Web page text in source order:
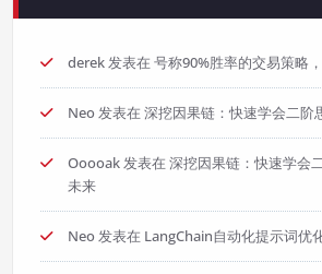
derek发表在 号称90%胜率的交易策略
Neo发表在 深挖因果链：快速学会二阶
Ooooak发表在 深挖因果链：快速学会
未来
Neo发表在 LangChain自动化提示词优